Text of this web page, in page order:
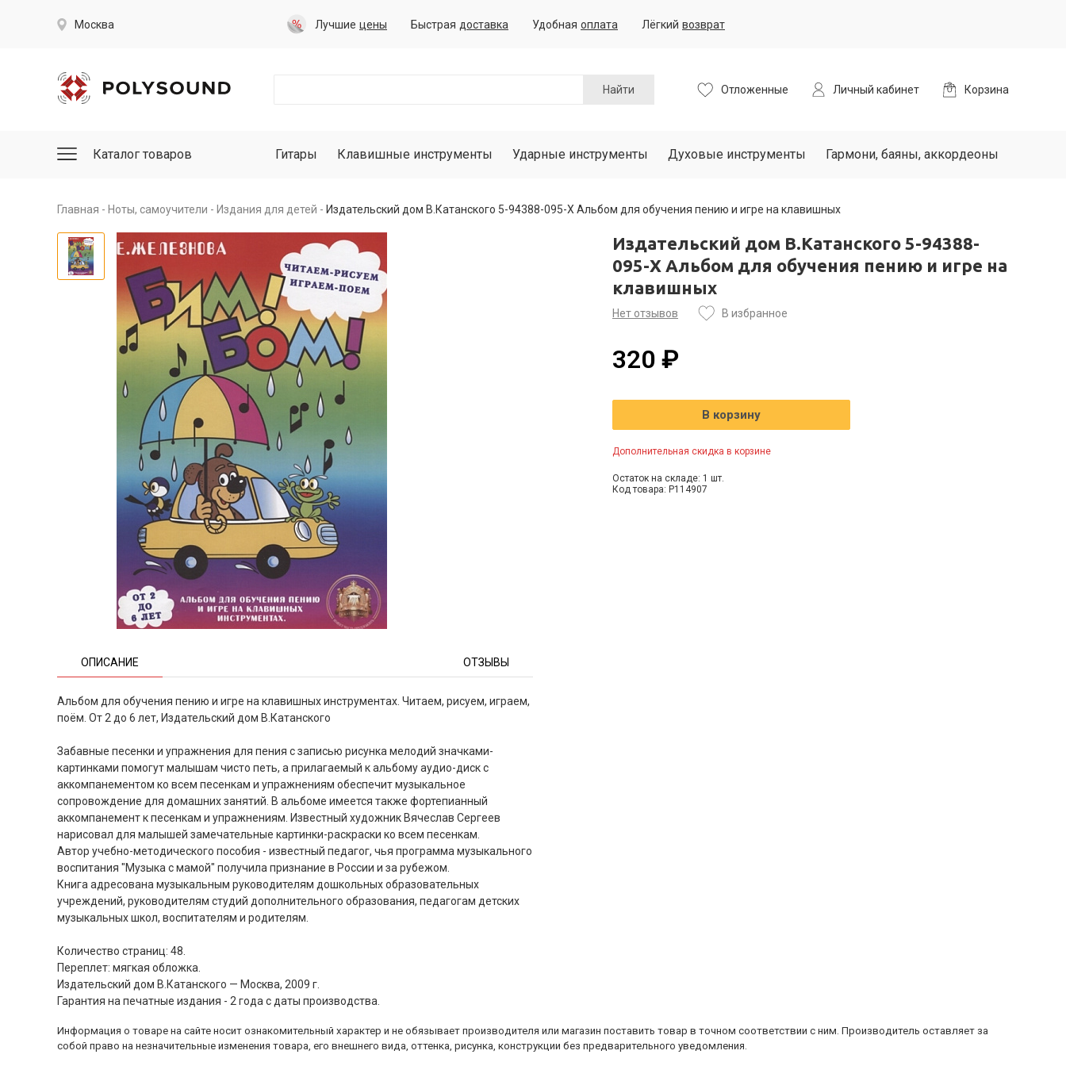
Москва Лучшие цены Быстрая доставка Удобная оплата Лёгкий возврат
Найти Отложенные Личный кабинет Корзина
Каталог товаров Гитары Клавишные инструменты Ударные инструменты Духовые инструменты Гармони, баяны, аккордеоны
Главная Ноты, самоучители Издания для детей Издательский дом В.Катанского 5-94388-095-X Альбом для обучения пению и игре на клавишных
ОПИСАНИЕ ОТЗЫВЫ
Альбом для обучения пению и игре на клавишных инструментах. Читаем, рисуем, играем,
поём. От 2 до 6 лет, Издательский дом В.Катанского
Забавные песенки и упражнения для пения с записью рисунка мелодий значками-
картинками помогут малышам чисто петь, а прилагаемый к альбому аудио-диск с
аккомпанементом ко всем песенкам и упражнениям обеспечит музыкальное
сопровождение для домашних занятий. В альбоме имеется также фортепианный
аккомпанемент к песенкам и упражнениям. Известный художник Вячеслав Сергеев
нарисовал для малышей замечательные картинки-раскраски ко всем песенкам.
Автор учебно-методического пособия - известный педагог, чья программа музыкального
воспитания "Музыка с мамой" получила признание в России и за рубежом.
Книга адресована музыкальным руководителям дошкольных образовательных
учреждений, руководителям студий дополнительного образования, педагогам детских
музыкальных школ, воспитателям и родителям.
Количество страниц: 48.
Переплет: мягкая обложка.
Издательский дом В.Катанского — Москва, 2009 г.
Гарантия на печатные издания - 2 года с даты производства.
Издательский дом В.Катанского 5-94388-
095-X Альбом для обучения пению и игре на
клавишных
Нет отзывов В избранное
320 ₽
В корзину
Дополнительная скидка в корзине
Остаток на складе: 1 шт.
Код товара: P114907
Информация о товаре на сайте носит ознакомительный характер и не обязывает производителя или магазин поставить товар в точном соответствии с ним. Производитель оставляет за
собой право на незначительные изменения товара, его внешнего вида, оттенка, рисунка, конструкции без предварительного уведомления.